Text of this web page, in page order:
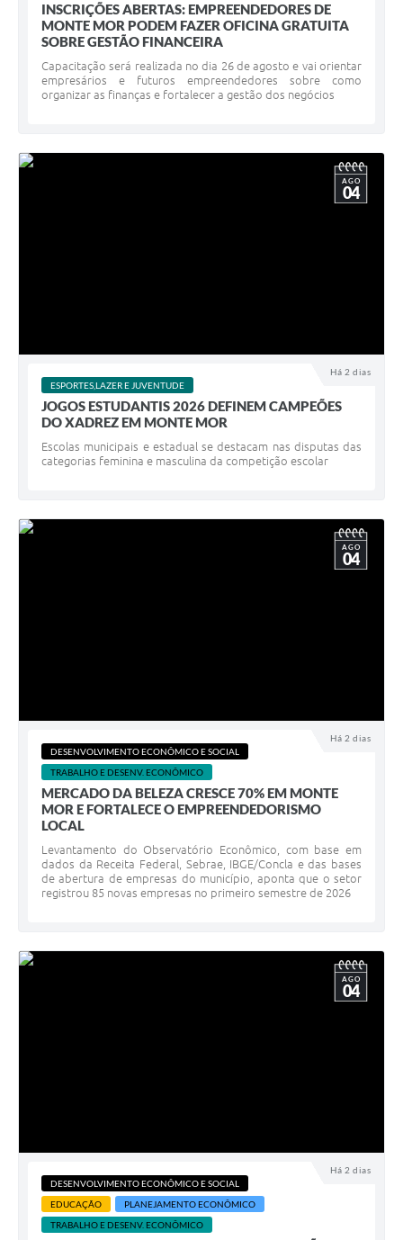
INSCRIÇÕES ABERTAS: EMPREENDEDORES DE
MONTE MOR PODEM FAZER OFICINA GRATUITA
SOBRE GESTÃO FINANCEIRA
Capacitação será realizada no dia 26 de agosto e vai orientar
empresários e futuros empreendedores sobre como
organizar as finanças e fortalecer a gestão dos negócios
Há 2 dias
AGO
04
ESPORTES,LAZER E JUVENTUDE
JOGOS ESTUDANTIS 2026 DEFINEM CAMPEÕES
DO XADREZ EM MONTE MOR
Escolas municipais e estadual se destacam nas disputas das
categorias feminina e masculina da competição escolar
Há 2 dias
AGO
04
DESENVOLVIMENTO ECONÔMICO E SOCIAL
TRABALHO E DESENV. ECONÔMICO
MERCADO DA BELEZA CRESCE 70% EM MONTE
MOR E FORTALECE O EMPREENDEDORISMO
LOCAL
Levantamento do Observatório Econômico, com base em
dados da Receita Federal, Sebrae, IBGE/Concla e das bases
de abertura de empresas do município, aponta que o setor
registrou 85 novas empresas no primeiro semestre de 2026
Há 2 dias
AGO
04
DESENVOLVIMENTO ECONÔMICO E SOCIAL
EDUCAÇÃO
PLANEJAMENTO ECONÔMICO
TRABALHO E DESENV. ECONÔMICO